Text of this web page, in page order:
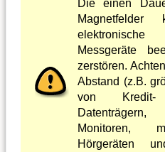
Die einen
Magnetfelder
Messgeräte
zerstören.
Abstand (z.B.
von Kredit-
Monitoren,
Hörgeräten